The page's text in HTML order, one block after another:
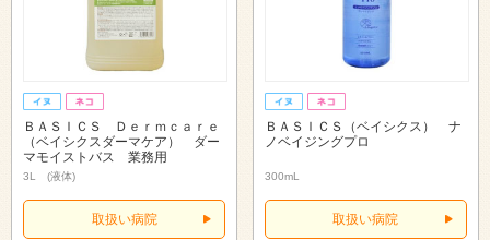
ＢＡＳＩＣＳ Ｄｅｒｍｃａｒｅ
（ベイシクスダーマケア） ダー
マモイストバス 業務用
3L (液体)
取扱い病院
ＢＡＳＩＣＳ（ベイシクス） ナ
ノベイジングプロ
300mL
取扱い病院